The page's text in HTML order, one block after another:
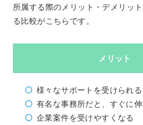
所属する際のメリット・デメリッ
る比較がこちらです。
メリット
様々なサポートを受けられる
有名な事務所だと、すぐに
企業案件を受けやすくなる